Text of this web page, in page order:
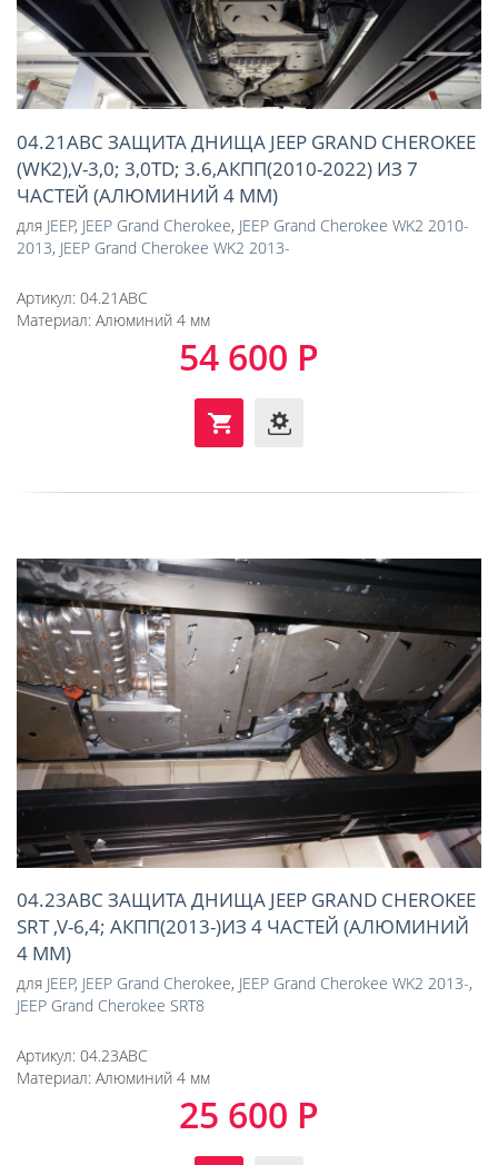
04.21ABC ЗАЩИТА ДНИЩА JEEP GRAND CHEROKEE
(WK2),V-3,0; 3,0TD; 3.6,АКПП(2010-2022) ИЗ 7
ЧАСТЕЙ (АЛЮМИНИЙ 4 ММ)
для JEEP, JEEP Grand Cherokee, JEEP Grand Cherokee WK2 2010-
2013, JEEP Grand Cherokee WK2 2013-
Артикул: 04.21ABC
Материал: Алюминий 4 мм
54 600 Р
04.23ABC ЗАЩИТА ДНИЩА JEEP GRAND CHEROKEE
SRT ,V-6,4; АКПП(2013-)ИЗ 4 ЧАСТЕЙ (АЛЮМИНИЙ
4 ММ)
для JEEP, JEEP Grand Cherokee, JEEP Grand Cherokee WK2 2013-,
JEEP Grand Cherokee SRT8
Артикул: 04.23ABC
Материал: Алюминий 4 мм
25 600 Р